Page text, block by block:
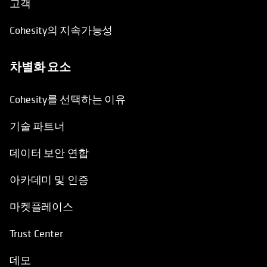
고객
Cohesity의 지속가능성
차별화 요소
Cohesity를 선택하는 이유
기술 파트너
데이터 보안 연합
아카데미 및 인증
마켓플레이스
Trust Center
데모